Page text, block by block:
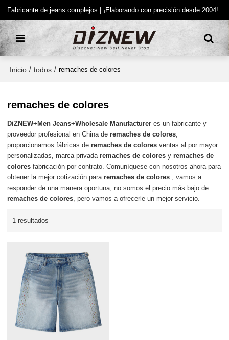
Fabricante de jeans complejos | ¡Elaborando con precisión desde 2004!
Inicio / todos / remaches de colores
remaches de colores
DiZNEW+Men Jeans+Wholesale Manufacturer es un fabricante y
proveedor profesional en China deremaches de colores,
proporcionamos fábricas deremaches de colores ventas al por mayor
personalizadas, marca privadaremaches de colores yremaches de
colores fabricación por contrato. Comuníquese con nosotros ahora para
obtener la mejor cotización pararemaches de colores , vamos a
responder de una manera oportuna, no somos el precio más bajo de
remaches de colores, pero vamos a ofrecerle un mejor servicio.
1 resultados